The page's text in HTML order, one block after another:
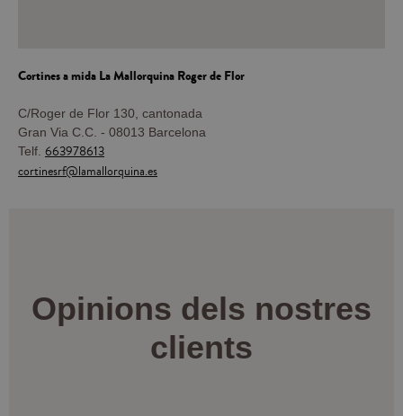
Cortines a midaLa Mallorquina Roger de Flor
C/Roger de Flor 130, cantonada
Gran Via C.C. - 08013 Barcelona
Telf. 663978613
cortinesrf@lamallorquina.es
Opinions dels nostres
clients